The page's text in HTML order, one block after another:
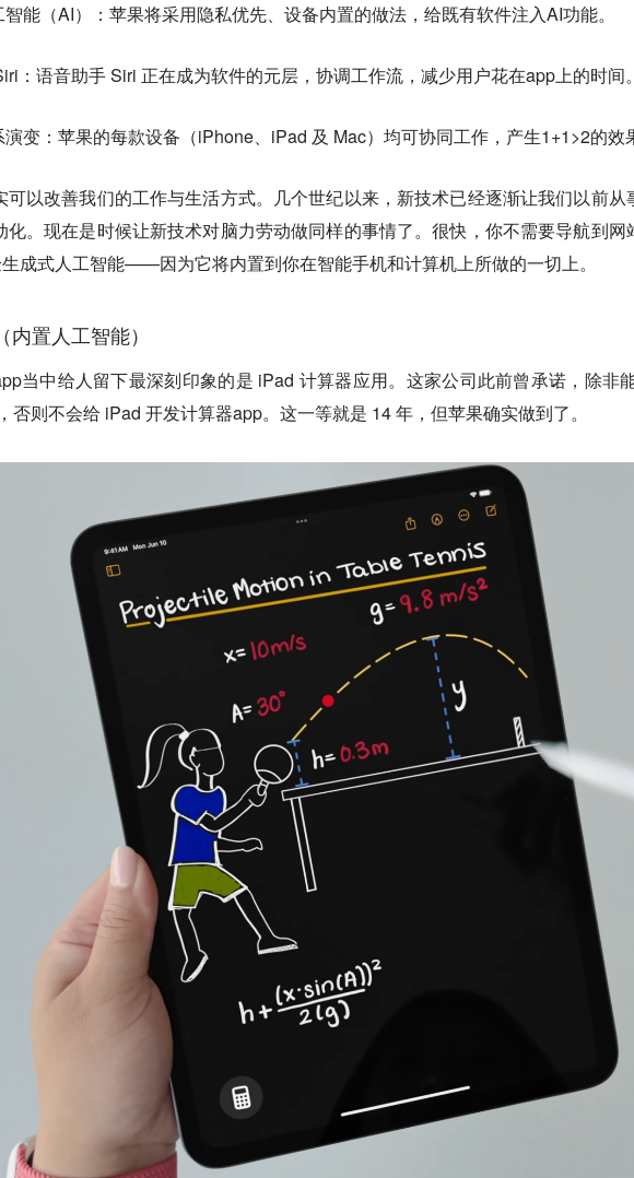
能（AI）：苹果将采用隐私优先、设备内置的做法，给既有软件注入AI功能。
：语音助手 Siri 正在成为软件的元层，协调工作流，减少用户花在app上的时间。
变：苹果的每款设备（iPhone、iPad 及 Mac）均可协同工作，产生1+1>2的效
可以改善我们的工作与生活方式。几个世纪以来，新技术已经逐渐让我们以前从
化。现在是时候让新技术对脑力劳动做同样的事情了。很快，你不需要导航到网
成式人工智能——因为它将内置到你在智能手机和计算机上所做的一切上。
内置人工智能）
当中给人留下最深刻印象的是 iPad 计算器应用。这家公司此前曾承诺，除非
否则不会给 iPad 开发计算器app。这一等就是 14 年，但苹果确实做到了。